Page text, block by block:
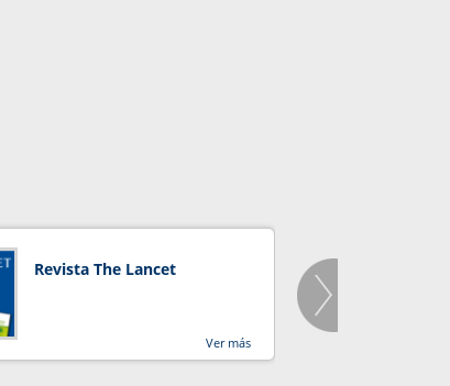
Revista The Lancet
Ver más